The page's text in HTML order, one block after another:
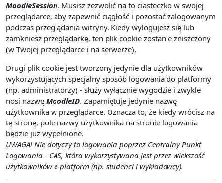
MoodleSession. Musisz zezwolić na to ciasteczko w swojej
przeglądarce, aby zapewnić ciągłość i pozostać zalogowanym
podczas przeglądania witryny. Kiedy wylogujesz się lub
zamkniesz przeglądarkę, ten plik cookie zostanie zniszczony
(w Twojej przeglądarce i na serwerze).
Drugi plik cookie jest tworzony jedynie dla użytkowników
wykorzystujących specjalny sposób logowania do platformy
(np. administratorzy) - służy wyłącznie wygodzie i zwykle
nosi nazwę MoodleID. Zapamiętuje jedynie nazwę
użytkownika w przeglądarce. Oznacza to, że kiedy wrócisz na
tę stronę, pole nazwy użytkownika na stronie logowania
będzie już wypełnione.
UWAGA! Nie dotyczy to logowania poprzez Centralny Punkt
Logowania - CAS, która wykorzystywana jest przez wiekszość
użytkowników e-platform (np. studenci i wykładowcy).